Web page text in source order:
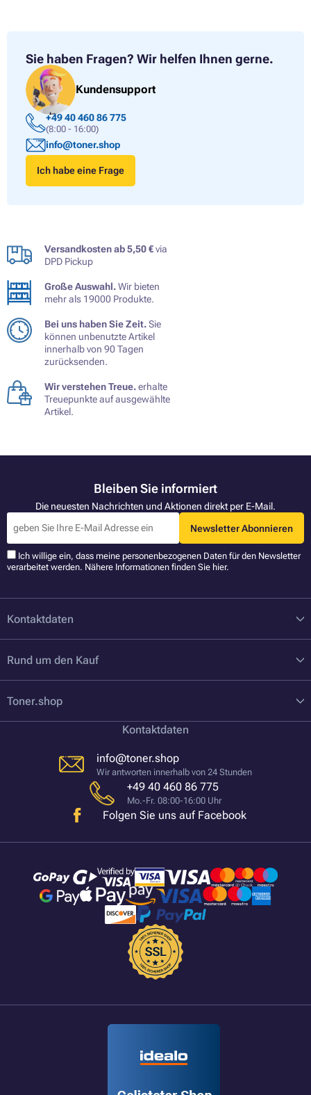
Sie haben Fragen? Wir helfen Ihnen gerne.
Kundensupport
+49 40 460 86 775
(8:00 - 16:00)
info@toner.shop
Ich habe eine Frage
Versandkosten ab 5,50 €via
DPD Pickup
Große Auswahl.Wir bieten
mehr als 19000 Produkte.
Bei uns haben Sie Zeit.Sie
können unbenutzte Artikel
innerhalb von 90 Tagen
zurücksenden.
Wir verstehen Treue.erhalte
Treuepunkte auf ausgewählte
Artikel.
Bleiben Sie informiert
Die neuesten Nachrichten und Aktionen direkt per E-Mail.
Newsletter Abonnieren
Ich willige ein, dass meine personenbezogenen Daten für den Newsletter
verarbeitet werden. Nähere Informationen finden Sie hier.
Kontaktdaten
Rund um den Kauf
Toner.shop
Kontaktdaten
info@toner.shop
Wir antworten innerhalb von 24 Stunden
+49 40 460 86 775
Mo.-Fr. 08:00-16:00 Uhr
Folgen Sie uns auf Facebook